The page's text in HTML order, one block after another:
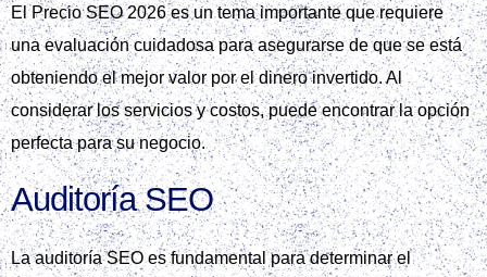
El Precio SEO 2026 es un tema importante que requiere
una evaluación cuidadosa para asegurarse de que se está
obteniendo el mejor valor por el dinero invertido. Al
considerar los servicios y costos, puede encontrar la opción
perfecta para su negocio.
Auditoría SEO
La auditoría SEO es fundamental para determinar el